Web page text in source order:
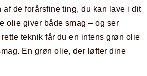
af de forårsfine ting, du kan lave i dit
olie giver både smag – og ser
teknik får du en intens grøn olie
En grøn olie, der løfter dine